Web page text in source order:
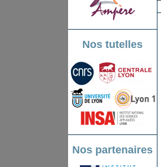
Nos tutelles
Nos partenaires